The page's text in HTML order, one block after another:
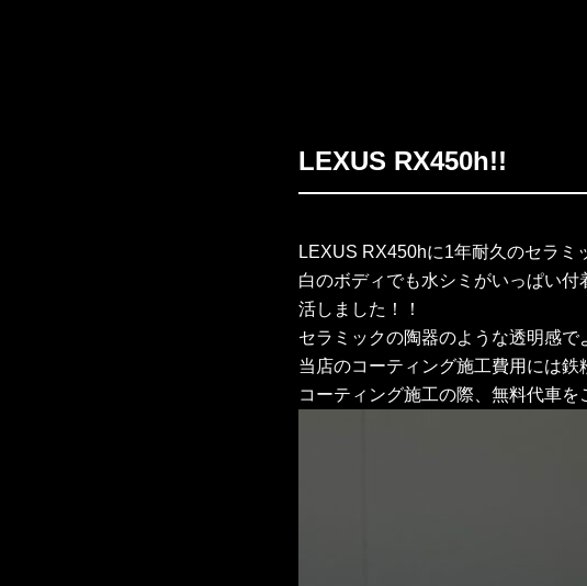
LEXUS RX450h!!
LEXUS RX450hに1年耐久のセラミ
白のボディでも水シミがいっぱい
活しました！！
セラミックの陶器のような透明感で
当店のコーティング施工費用には鉄
コーティング施工の際、無料代車を